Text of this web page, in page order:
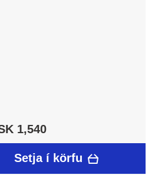
1,540
Setja í körfu